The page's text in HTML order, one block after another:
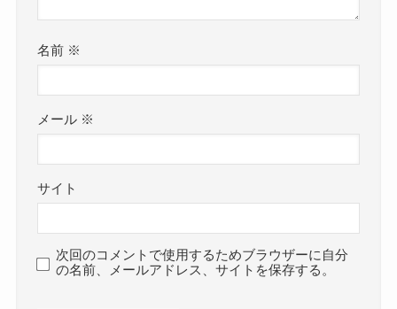
名前 ※
メール ※
サイト
次回のコメントで使用するためブラウザーに自分
の名前、メールアドレス、サイトを保存する。